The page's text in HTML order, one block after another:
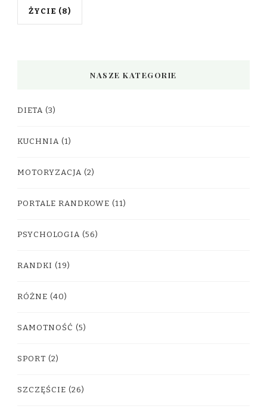
ŻYCIE (8)
NASZE KATEGORIE
DIETA (3)
KUCHNIA (1)
MOTORYZACJA (2)
PORTALE RANDKOWE (11)
PSYCHOLOGIA (56)
RANDKI (19)
RÓŻNE (40)
SAMOTNOŚĆ (5)
SPORT (2)
SZCZĘŚCIE (26)